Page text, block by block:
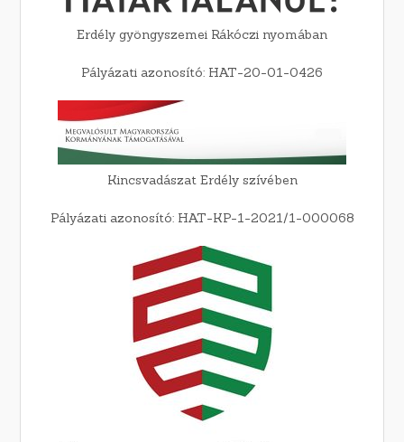
Erdély gyöngyszemei Rákóczi nyomában
Pályázati azonosító: HAT-20-01-0426
Kincsvadászat Erdély szívében
Pályázati azonosító: HAT-KP-1-2021/1-000068